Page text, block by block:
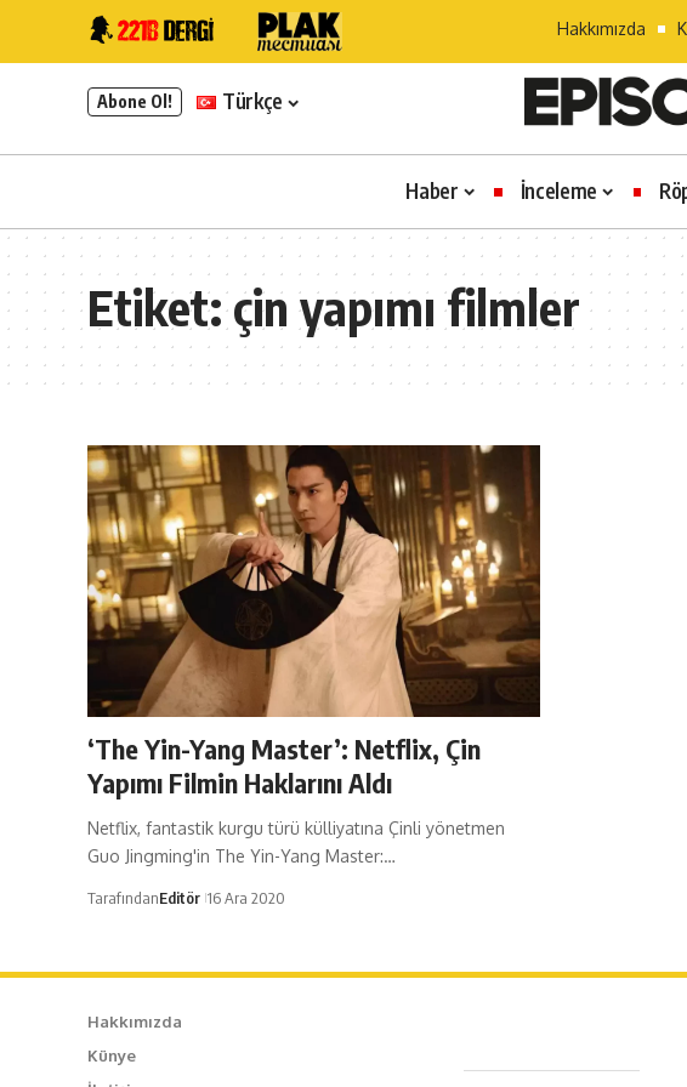
Hakkımızda
Abone Ol! Türkçe
Haber İnceleme
Etiket:çin yapımı filmler
‘The Yin-Yang Master’: Netflix, Çin
Yapımı Filmin Haklarını Aldı
Netflix, fantastik kurgu türü külliyatına Çinli yönetmen
Guo Jingming'in The Yin-Yang Master:…
TarafındanEditör 16 Ara 2020
Hakkımızda
Künye
Caferağa Mah. Dr.